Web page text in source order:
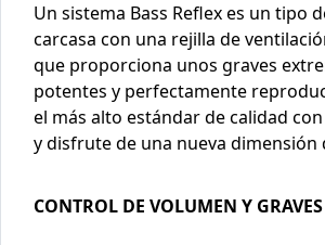
Un sistema Bass Reflex es un tipo
carcasa con una rejilla de
que proporciona unos graves
potentes y perfectamente
el más alto estándar de calidad
y disfrute de una nueva dimensión
CONTROL DE VOLUMEN Y GRAVES